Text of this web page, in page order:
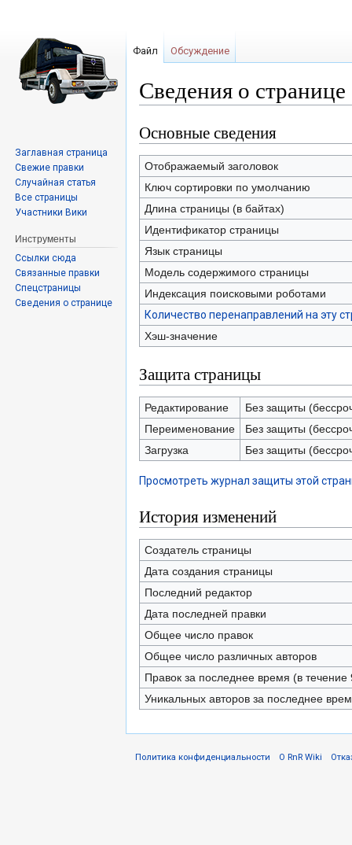
Сведения о
Перейти
к
навигации
Перейти
к
поиску
Основные сведения
Отображаемый заголовок
Ключ сортировки по умолчанию
Длина страницы (в байтах)
Идентификатор страницы
Язык страницы
Модель содержимого страницы
Индексация поисковыми роботами
Количество перенаправлений на эту
Хэш-значение
Защита страницы
Редактирование
Без защиты
Переименование
Без защиты
Загрузка
Без защиты
Просмотреть журнал защиты этой
История изменений
Создатель страницы
Дата создания страницы
Последний редактор
Дата последней правки
Общее число правок
Общее число различных авторов
Правок за последнее время (в течение
Уникальных авторов за последнее
Файл Обсуждение
Заглавная страница
Свежие правки
Случайная статья
Все страницы
Участники Вики
Инструменты
Ссылки сюда
Связанные правки
Спецстраницы
Сведения о странице
Политика конфиденциальности О RnR Wiki